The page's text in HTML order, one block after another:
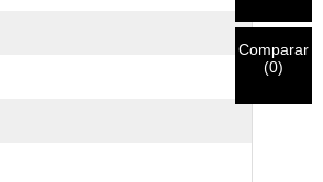
Comparar
(0)